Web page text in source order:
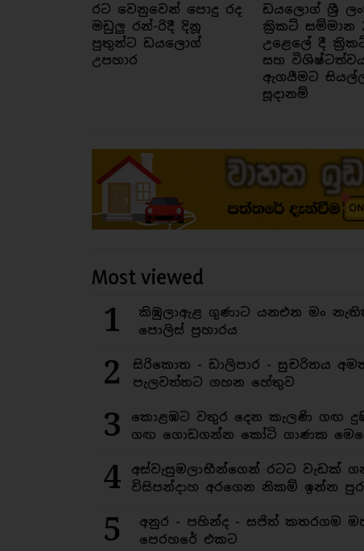
රට වෙනුවෙන් පොදු රද
මඩුලු රන්-රිදී දිනූ
පුතුන්ට ඩයලොග්
උපහාර
ඩයලොග් ශ්‍රී
ක්‍රිකට් සම්මාන
උළෙලේ දී
සහ
ඇගයීමට
සූදානම්
Most viewed
1
කිඹුලාඇළ ගුණාට යනඑන මං
පොලිස් ප්‍රහාරය
2
සිරිකොත - ඩාලිපාර - සුචරිතය
පැලවත්තට ගහන හේතුව
3
කොළඹට වතුර දෙන කැලණි ගඟ
ගඟ ගොඩගන්න කෝටි ගාණක
4
අස්වැසුමලාභීන්ගෙන් රටට වැඩක්
විසිපන්දාහ අරගෙන නිකම් ඉන්න
5
අනුර - පහින්ද - සජිත් කතරගම
පෙරහරේ එකට